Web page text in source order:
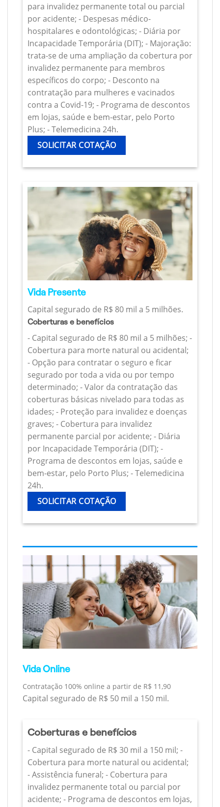
para invalidez permanente total ou parcial
por acidente; - Despesas médico-
hospitalares e odontológicas; - Diária por
Incapacidade Temporária (DIT); - Majoração:
trata-se de uma ampliação da cobertura por
invalidez permanente para membros
específicos do corpo; - Desconto na
contratação para mulheres e vacinados
contra a Covid-19; - Programa de descontos
em lojas, saúde e bem-estar, pelo Porto
Plus; - Telemedicina 24h.
SOLICITAR COTAÇÃO
Vida Presente
Capital segurado de R$ 80 mil a 5 milhões.
Coberturas e benefícios
- Capital segurado de R$ 80 mil a 5 milhões; -
Cobertura para morte natural ou acidental;
- Opção para contratar o seguro e ficar
segurado por toda a vida ou por tempo
determinado; - Valor da contratação das
coberturas básicas nivelado para todas as
idades; - Proteção para invalidez e doenças
graves; - Cobertura para invalidez
permanente parcial por acidente; - Diária
por Incapacidade Temporária (DIT); -
Programa de descontos em lojas, saúde e
bem-estar, pelo Porto Plus; - Telemedicina
24h.
SOLICITAR COTAÇÃO
Vida Online
Contratação 100% online a partir de R$ 11,90
Capital segurado de R$ 50 mil a 150 mil.
Coberturas e benefícios
- Capital segurado de R$ 30 mil a 150 mil; -
Cobertura para morte natural ou acidental;
- Assistência funeral; - Cobertura para
invalidez permanente total ou parcial por
acidente; - Programa de descontos em lojas,